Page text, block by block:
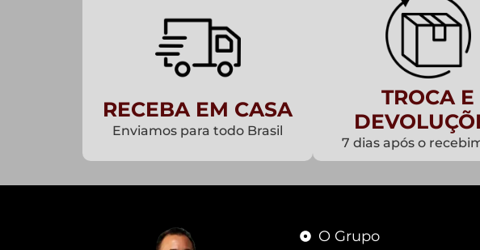
RECEBA EM CASA
Enviamos para todo Brasil
TROCA E
7 dias após o
O Grupo